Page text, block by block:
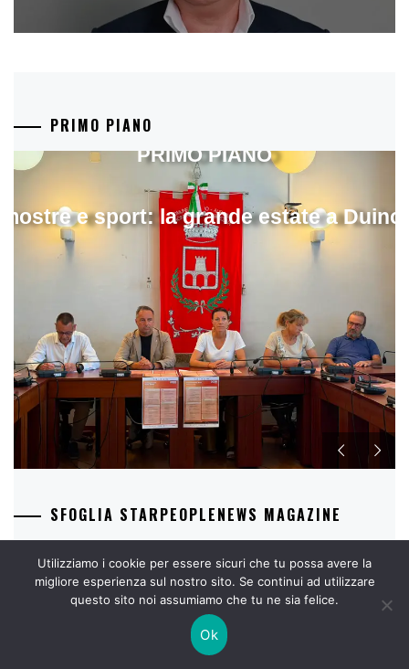
PRIMO PIANO
e sport: la grande estate a
PRIMO PIANO
SFOGLIA STARPEOPLENEWS MAGAZINE
Utilizziamo i cookie per essere sicuri che tu possa avere la
migliore esperienza sul nostro sito. Se continui ad utilizzare
questo sito noi assumiamo che tu ne sia felice.
Ok